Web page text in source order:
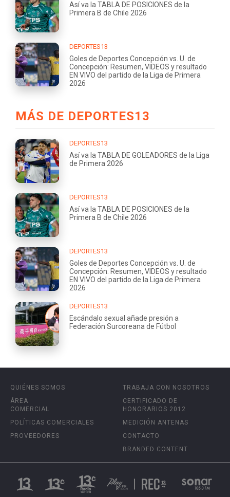
Así va la TABLA DE POSICIONES de la
Primera B de Chile 2026
DEPORTES13
Goles de Deportes Concepción vs. U. de
Concepción: Resumen, VIDEOS y resultado
EN VIVO del partido de la Liga de Primera
2026
MÁS DE DEPORTES13
DEPORTES13
Así va la TABLA DE GOLEADORES de la Liga
de Primera 2026
DEPORTES13
Así va la TABLA DE POSICIONES de la
Primera B de Chile 2026
DEPORTES13
Goles de Deportes Concepción vs. U. de
Concepción: Resumen, VIDEOS y resultado
EN VIVO del partido de la Liga de Primera
2026
DEPORTES13
Escándalo sexual añade presión a
Federación Surcoreana de Fútbol
QUIÉNES SOMOS
ÁREA
COMERCIAL
POLÍTICAS COMERCIALES
PROVEEDORES
TRABAJA CON NOSOTROS
CERTIFICADO DE
HONORARIOS 2012
MEDICIÓN ANTENAS
CONTACTO
BRANDED CONTENT